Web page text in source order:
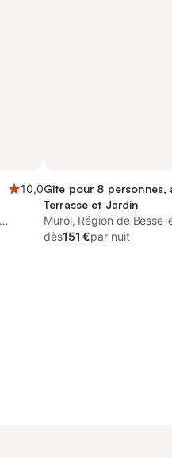
10,0Gîte pour 8 personnes,
Terrasse et Jardin
Murol, Région de
Anastaise
dès151 €par nuit